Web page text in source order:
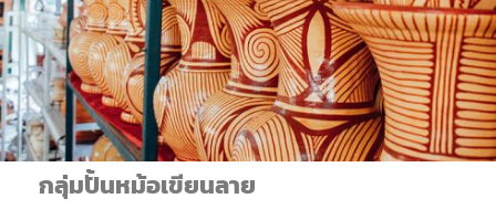
กลุ่มปั้นหม้อเขียนลาย